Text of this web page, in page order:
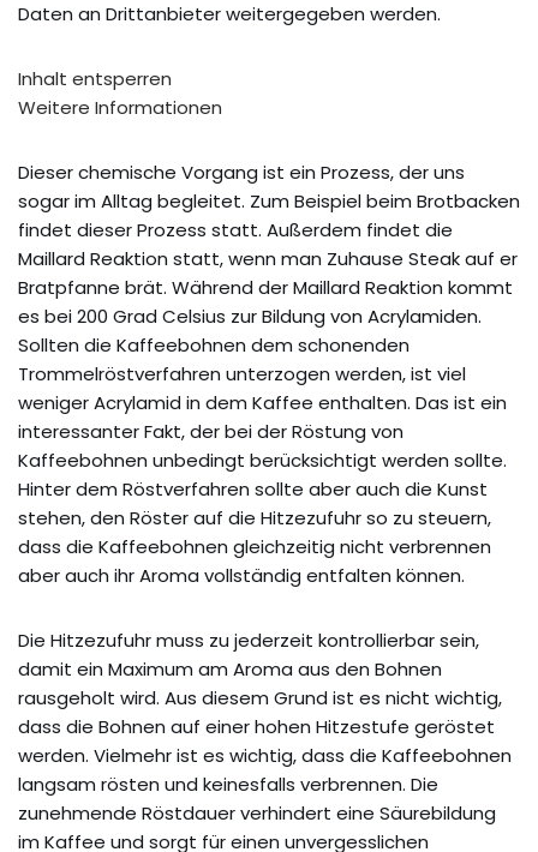
Daten an Drittanbieter weitergegeben werden.
Inhalt entsperren
Weitere Informationen
Dieser chemische Vorgang ist ein Prozess, der uns
sogar im Alltag begleitet. Zum Beispiel beim Brotbacken
findet dieser Prozess statt. Außerdem findet die
Maillard Reaktion statt, wenn man Zuhause Steak auf er
Bratpfanne brät. Während der Maillard Reaktion kommt
es bei 200 Grad Celsius zur Bildung von Acrylamiden.
Sollten die Kaffeebohnen dem schonenden
Trommelröstverfahren unterzogen werden, ist viel
weniger Acrylamid in dem Kaffee enthalten. Das ist ein
interessanter Fakt, der bei der Röstung von
Kaffeebohnen unbedingt berücksichtigt werden sollte.
Hinter dem Röstverfahren sollte aber auch die Kunst
stehen, den Röster auf die Hitzezufuhr so zu steuern,
dass die Kaffeebohnen gleichzeitig nicht verbrennen
aber auch ihr Aroma vollständig entfalten können.
Die Hitzezufuhr muss zu jederzeit kontrollierbar sein,
damit ein Maximum am Aroma aus den Bohnen
rausgeholt wird. Aus diesem Grund ist es nicht wichtig,
dass die Bohnen auf einer hohen Hitzestufe geröstet
werden. Vielmehr ist es wichtig, dass die Kaffeebohnen
langsam rösten und keinesfalls verbrennen. Die
zunehmende Röstdauer verhindert eine Säurebildung
im Kaffee und sorgt für einen unvergesslichen